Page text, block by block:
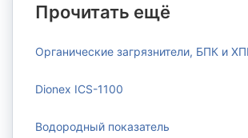
Прочитать ещё
Органические загрязнители, БПК и
Dionex ICS-1100
Водородный показатель